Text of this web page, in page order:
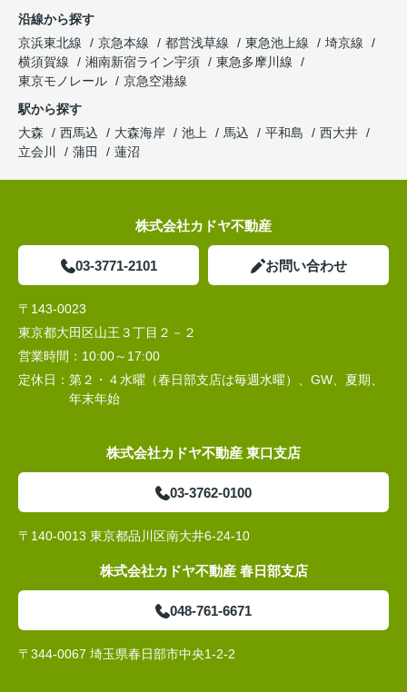
沿線から探す
京浜東北線
京急本線 都営浅草線 東急池上線
埼京線
横須賀線
湘南新宿ライン宇須
東急多摩川線
東京モノレール
京急空港線
駅から探す
大森
西馬込 大森海岸 池上 馬込 平和島
西大井
立会川
蒲田 蓮沼
株式会社カドヤ不動産
03-3771-2101 お問い合わせ
〒143-0023
東京都大田区山王３丁目２－２
営業時間： 10:00～17:00
定休日： 第２・４水曜（春日部支店は毎週水曜）、GW、夏期、
年末年始
株式会社カドヤ不動産 東口支店
03-3762-0100
〒140-0013 東京都品川区南大井6-24-10
株式会社カドヤ不動産 春日部支店
048-761-6671
〒344-0067 埼玉県春日部市中央1-2-2